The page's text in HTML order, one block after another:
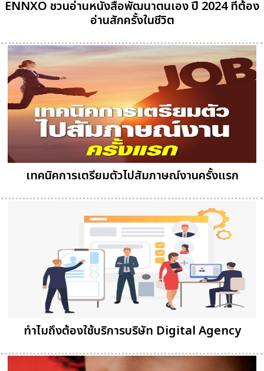
ENNXO ชวนอ่านหนังสือพัฒนาตนเอง ปี 2024 ที่ต้อง
อ่านสักครั้งในชีวิต
เทคนิคการเตรียมตัวไปสัมภาษณ์งานครั้งแรก
ทำไมถึงต้องใช้บริการบริษัท Digital Agency